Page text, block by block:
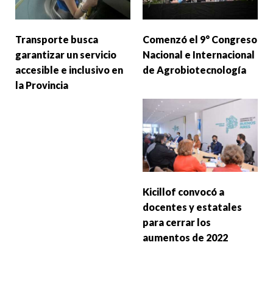
Transporte busca
garantizar un servicio
accesible e inclusivo en
la Provincia
Comenzó el 9° Congreso
Nacional e Internacional
de Agrobiotecnología
Kicillof convocó a
docentes y estatales
para cerrar los
aumentos de 2022